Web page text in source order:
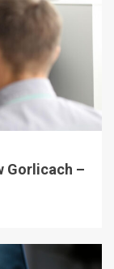
Gorlicach –